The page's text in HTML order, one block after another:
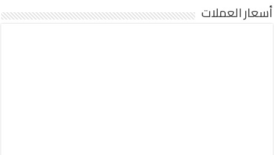
أسعار العملات